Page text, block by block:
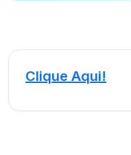
Clique Aqui!